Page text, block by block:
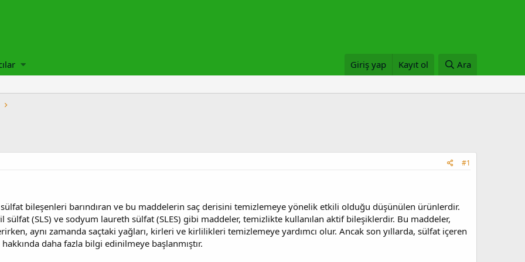
Giriş yap Kayıt ol Ara
#1
bileşenleri barındıran ve bu maddelerin saç derisini temizlemeye yönelik etkili olduğu düşünülen ürünlerdir.
(SLS) ve sodyum laureth sülfat (SLES) gibi maddeler, temizlikte kullanılan aktif bileşiklerdir. Bu maddeler,
aynı zamanda saçtaki yağları, kirleri ve kirlilikleri temizlemeye yardımcı olur. Ancak son yıllarda, sülfat içeren
daha fazla bilgi edinilmeye başlanmıştır.